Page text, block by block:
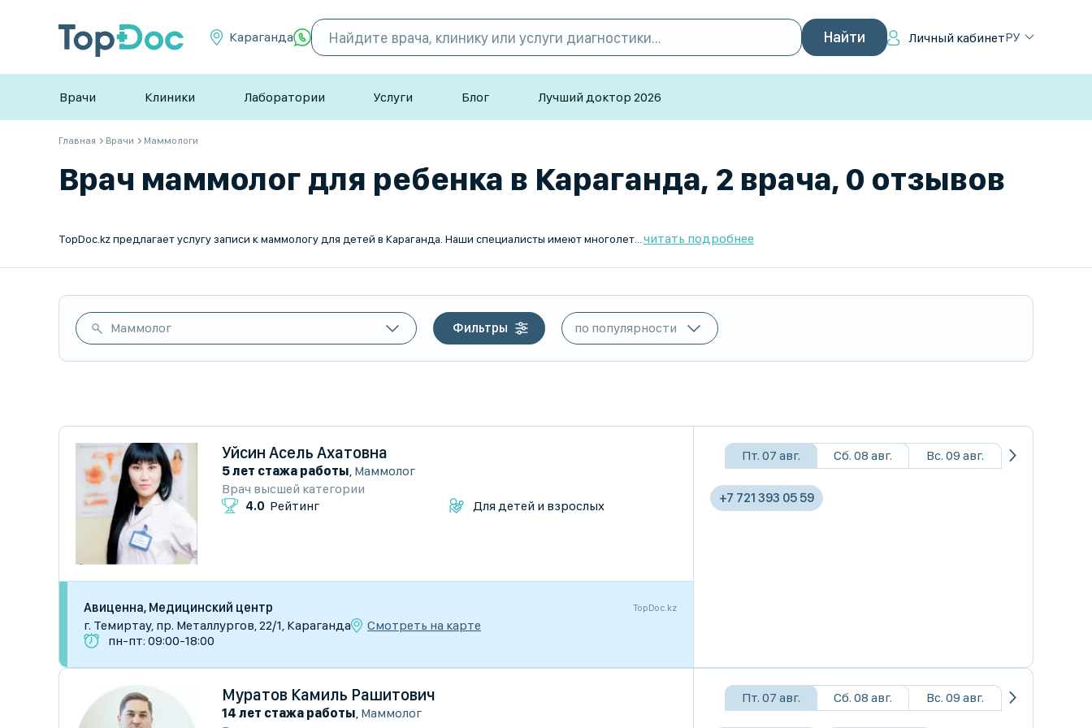
Караганда Личный кабинетРУ
Врачи Клиники Лаборатории Услуги Блог Лучший доктор 2026
Главная Врачи Маммологи
Врач маммолог для ребенка в Караганда, 2 врача, 0 отзывов
читать подробнее
Маммолог Фильтры
Уйсин Асель Ахатовна
5 лет стажа работы, Маммолог
Врач высшей категории
4.0 Рейтинг Для детей и взрослых
Авиценна, Медицинский центр
г. Темиртау, пр. Металлургов, 22/1, Караганда
Смотреть на карте
пн-пт: 09:00-18:00
TopDoc.kz
Пт. 07 авг. Сб. 08 авг. Вс. 09 авг.
+7 721 393 05 59
Муратов Камиль Рашитович
14 лет стажа работы, Маммолог
Пт. 07 авг. Сб. 08 авг. Вс. 09 авг.